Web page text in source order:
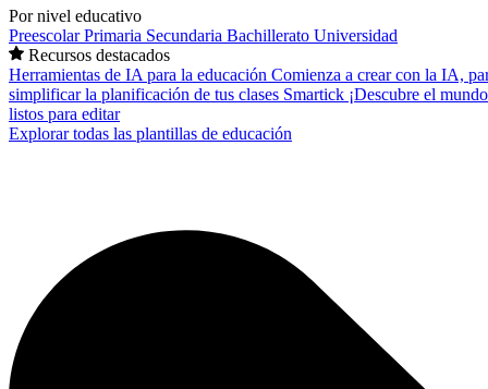
Por nivel educativo
PreescolarPrimaria Secundaria Bachillerato Universidad
Recursos destacados
Herramientas de IA para la educación Comienza a crear con la IA,
simplificar la planificación de tus clases Smartick ¡Descubre el
listos para editar
Explorar todas las plantillas de educación